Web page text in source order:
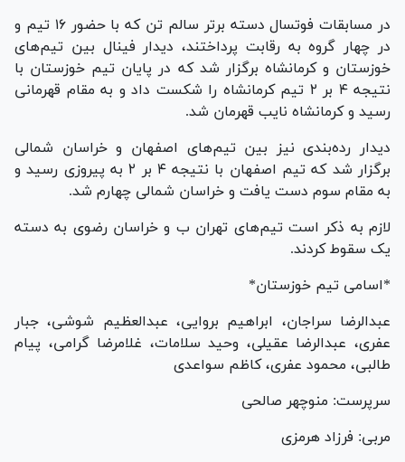
در مسابقات فوتسال دسته برتر سالم تن که با حضور ۱۶ تیم و
در چهار گروه به رقابت پرداختند، دیدار فینال بین تیم‌های
خوزستان و کرمانشاه برگزار شد که در پایان تیم خوزستان با
نتیجه ۴ بر ۲ تیم کرمانشاه را شکست داد و به مقام قهرمانی
رسید و کرمانشاه نایب قهرمان شد.
دیدار رده‌بندی نیز بین تیم‌های اصفهان و خراسان شمالی
برگزار شد که تیم اصفهان با نتیجه ۴ بر ۲ به پیروزی رسید و
به مقام سوم دست یافت و خراسان شمالی چهارم شد.
لازم به ذکر است تیم‌های تهران ب و خراسان رضوی به دسته
یک سقوط کردند.
*اسامی تیم خوزستان*
عبدالرضا سراجان، ابراهیم بروایی، عبدالعظیم شوشی، جبار
عفری، عبدالرضا عقیلی، وحید سلامات، غلامرضا گرامی، پیام
طالبی، محمود عفری، کاظم سواعدی
سرپرست: منوچهر صالحی
مربی: فرزاد هرمزی